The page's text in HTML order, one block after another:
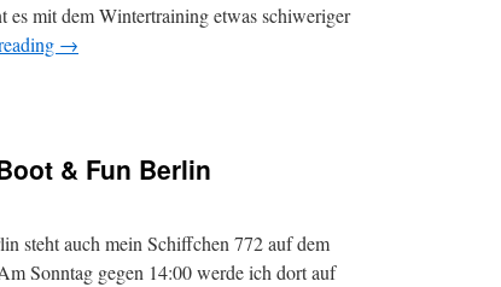
es mit dem Wintertraining etwas schiweriger
→
& Fun Berlin
steht auch mein Schiffchen 772 auf dem
Sonntag gegen 14:00 werde ich dort auf